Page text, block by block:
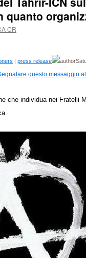
quanto
CR
| press release
che individua nei Fratelli